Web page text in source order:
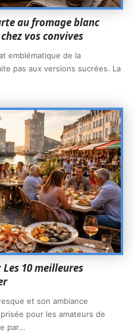
au fromage blanc
vos convives
emblématique de la
pas aux versions sucrées. La
Les 10 meilleures
et son ambiance
pour les amateurs de
par…